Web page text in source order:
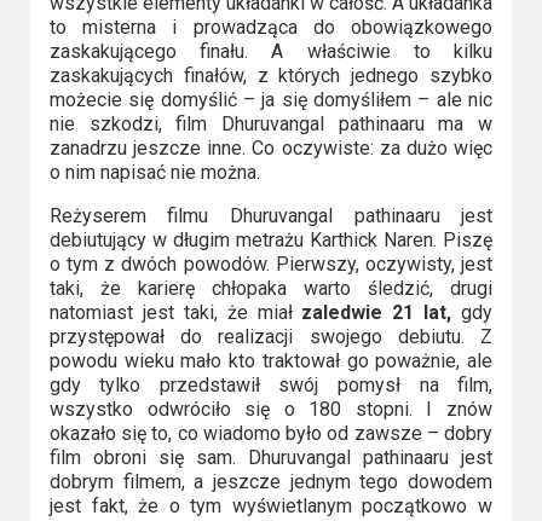
to misterna i prowadząca do obowiązkowego
zaskakującego finału. A właściwie to kilku
zaskakujących finałów, z których jednego szybko
możecie się domyślić – ja się domyśliłem – ale nic
nie szkodzi, film Dhuruvangal pathinaaru ma w
zanadrzu jeszcze inne. Co oczywiste: za dużo więc
o nim napisać nie można.
Reżyserem filmu Dhuruvangal pathinaaru jest
debiutujący w długim metrażu Karthick Naren. Piszę
o tym z dwóch powodów. Pierwszy, oczywisty, jest
taki, że karierę chłopaka warto śledzić, drugi
natomiast jest taki, że miał zaledwie 21 lat, gdy
przystępował do realizacji swojego debiutu. Z
powodu wieku mało kto traktował go poważnie, ale
gdy tylko przedstawił swój pomysł na film,
wszystko odwróciło się o 180 stopni. I znów
okazało się to, co wiadomo było od zawsze – dobry
film obroni się sam. Dhuruvangal pathinaaru jest
dobrym filmem, a jeszcze jednym tego dowodem
jest fakt, że o tym wyświetlanym początkowo w